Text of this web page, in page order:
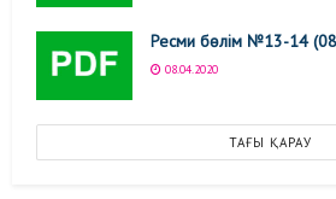
Ресми бөлім №13-14
08.04.2020
ТАҒЫ ҚАРАУ